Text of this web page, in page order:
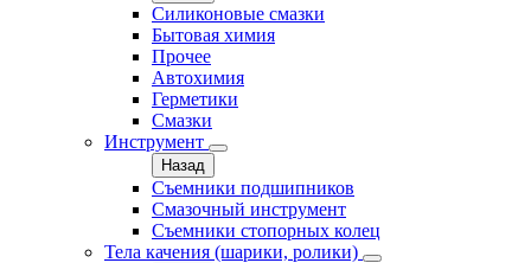
Силиконовые смазки
Бытовая химия
Прочее
Автохимия
Герметики
Смазки
Инструмент
Назад
Съемники подшипников
Смазочный инструмент
Съемники стопорных колец
Тела качения (шарики, ролики)